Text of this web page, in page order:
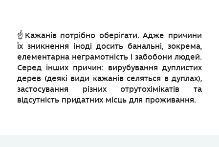
☝️Кажанів потрібно оберігати. Адже причини
їх зникнення іноді досить банальні, зокрема,
елементарна неграмотність і забобони людей.
Серед інших причин: вирубування дуплистих
дерев (деякі види кажанів селяться в дуплах),
застосування різних отрутохімікатів та
відсутність придатних місць для проживання.